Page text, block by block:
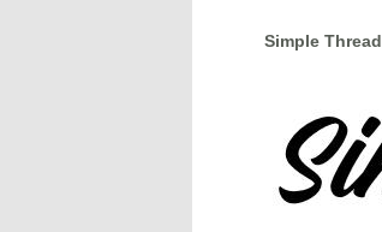
Simple Thread